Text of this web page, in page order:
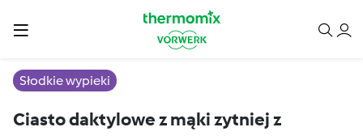
Słodkie wypieki
Ciasto daktylowe z mąki zytniej z